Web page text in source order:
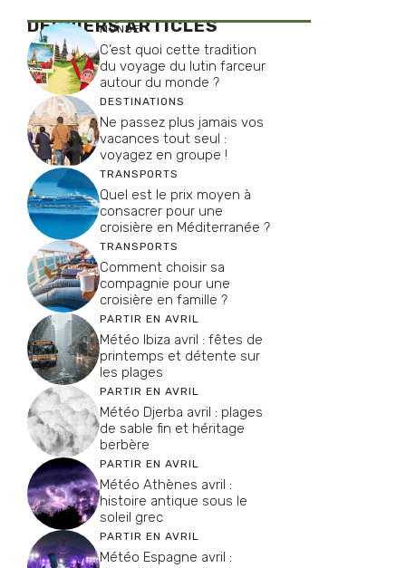
DERNIERS ARTICLES
MONDE
C’est quoi cette tradition
du voyage du lutin farceur
autour du monde ?
DESTINATIONS
Ne passez plus jamais vos
vacances tout seul :
voyagez en groupe !
TRANSPORTS
Quel est le prix moyen à
consacrer pour une
croisière en Méditerranée ?
TRANSPORTS
Comment choisir sa
compagnie pour une
croisière en famille ?
PARTIR EN AVRIL
Météo Ibiza avril : fêtes de
printemps et détente sur
les plages
PARTIR EN AVRIL
Météo Djerba avril : plages
de sable fin et héritage
berbère
PARTIR EN AVRIL
Météo Athènes avril :
histoire antique sous le
soleil grec
PARTIR EN AVRIL
Météo Espagne avril :